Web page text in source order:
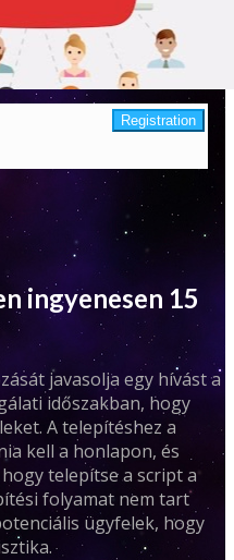
ingyenesen 15
javasolja egy hívást a
időszakban, hogy
A telepítéshez a
kell a honlapon, és
telepítse a script a
folyamat nem tart
ügyfelek, hogy